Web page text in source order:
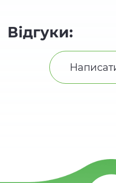
Відгуки: